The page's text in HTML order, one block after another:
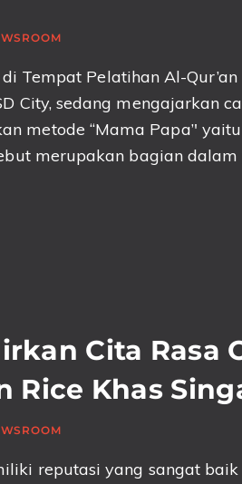
Pelatihan Al-Qur’an
City, sedang mengajarkan
metode “Mama Papa’'
merupakan bagian
Cita Rasa
Rice Khas
reputasi yang sangat